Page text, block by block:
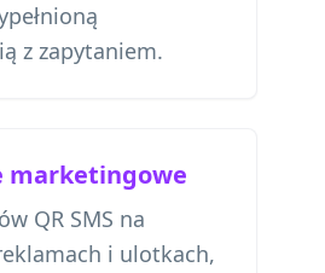
z zapytaniem.
marketingowe
QR SMS na
i ulotkach,